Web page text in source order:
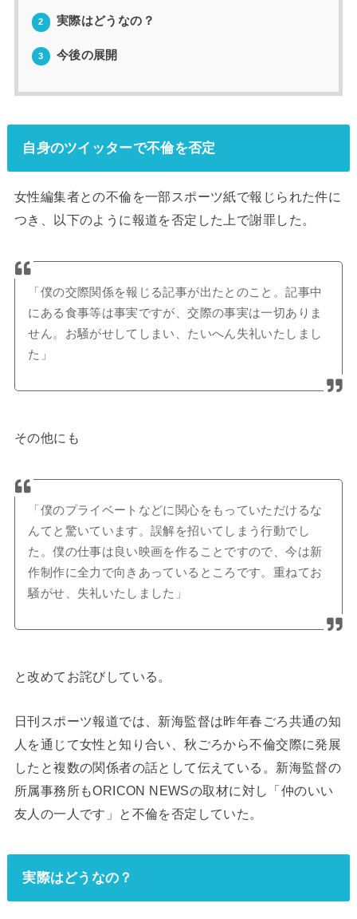
2 実際はどうなの？
3 今後の展開
自身のツイッターで不倫を否定
女性編集者との不倫を一部スポーツ紙で報じられた件に
つき、以下のように報道を否定した上で謝罪した。
「僕の交際関係を報じる記事が出たとのこと。記事中
にある食事等は事実ですが、交際の事実は一切ありま
せん。お騒がせしてしまい、たいへん失礼いたしまし
た」
その他にも
「僕のプライベートなどに関心をもっていただけるな
んてと驚いています。誤解を招いてしまう行動でし
た。僕の仕事は良い映画を作ることですので、今は新
作制作に全力で向きあっているところです。重ねてお
騒がせ、失礼いたしました」
と改めてお詫びしている。
日刊スポーツ報道では、新海監督は昨年春ごろ共通の知
人を通じて女性と知り合い、秋ごろから不倫交際に発展
したと複数の関係者の話として伝えている。新海監督の
所属事務所もORICON NEWSの取材に対し「仲のいい
友人の一人です」と不倫を否定していた。
実際はどうなの？